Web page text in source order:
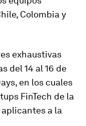
Colombia y
exhaustivas
del 14 al 16 de
en los cuales
FinTech de la
a la